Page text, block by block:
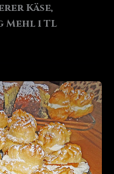
Käse,
Mehl 1 TL